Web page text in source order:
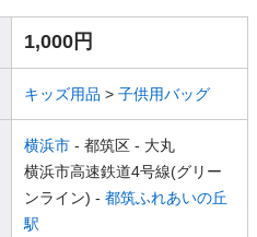
1,000円
キッズ用品 > 子供用バッグ
横浜市 - 都筑区 - 大丸
横浜市高速鉄道4号線(グリー
ンライン) - 都筑ふれあいの丘
駅